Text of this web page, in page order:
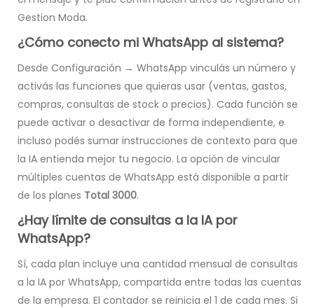
Gestion Moda.
¿Cómo conecto mi WhatsApp al sistema?
Desde Configuración → WhatsApp vinculás un número y
activás las funciones que quieras usar (ventas, gastos,
compras, consultas de stock o precios). Cada función se
puede activar o desactivar de forma independiente, e
incluso podés sumar instrucciones de contexto para que
la IA entienda mejor tu negocio. La opción de vincular
múltiples cuentas de WhatsApp está disponible a partir
de los planes Total 3000.
¿Hay límite de consultas a la IA por
WhatsApp?
Sí, cada plan incluye una cantidad mensual de consultas
a la IA por WhatsApp, compartida entre todas las cuentas
de la empresa. El contador se reinicia el 1 de cada mes. Si